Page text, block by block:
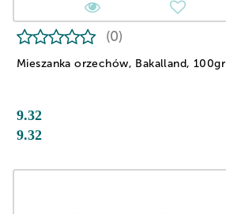
Mieszanka orzechów, Bakalland, 100gr
(0)
9.32
9.32